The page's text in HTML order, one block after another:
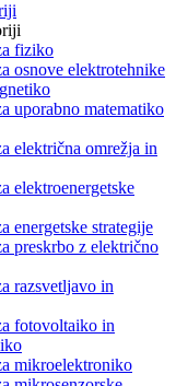
fiziko
osnove elektrotehnike
uporabno matematiko
električna omrežja in
elektroenergetske
energetske strategije
preskrbo z električno
razsvetljavo in
fotovoltaiko in
mikroelektroniko